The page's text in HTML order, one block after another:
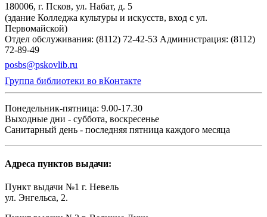
180006, г. Псков, ул. Набат, д. 5
(здание Колледжа культуры и искусств, вход с ул.
Первомайской)
Отдел обслуживания: (8112) 72-42-53 Администрация: (8112)
72-89-49
posbs@pskovlib.ru
Группа библиотеки во вКонтакте
Понедельник-пятница: 9.00-17.30
Выходные дни - суббота, воскресенье
Санитарный день - последняя пятница каждого месяца
Адреса пунктов выдачи:
Пункт выдачи №1 г. Невель
ул. Энгельса, 2.